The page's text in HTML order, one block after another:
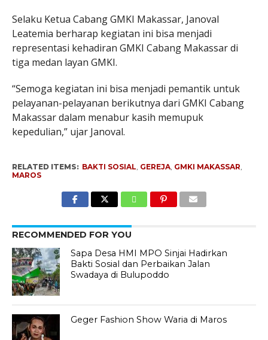
Selaku Ketua Cabang GMKI Makassar, Janoval
Leatemia berharap kegiatan ini bisa menjadi
representasi kehadiran GMKI Cabang Makassar di
tiga medan layan GMKI.
“Semoga kegiatan ini bisa menjadi pemantik untuk
pelayanan-pelayanan berikutnya dari GMKI Cabang
Makassar dalam menabur kasih memupuk
kepedulian,” ujar Janoval.
RELATED ITEMS: BAKTI SOSIAL GEREJA, GMKI MAKASSAR
MAROS
RECOMMENDED FOR YOU
Sapa Desa HMI MPO Sinjai Hadirkan
Bakti Sosial dan Perbaikan Jalan
Swadaya di Bulupoddo
Geger Fashion Show Waria di Maros